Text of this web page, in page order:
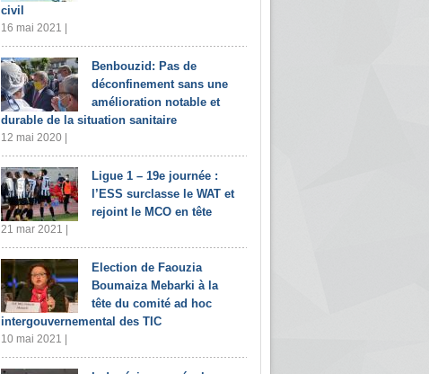
civil
16 mai 2021 |
Benbouzid: Pas de
déconfinement sans une
amélioration notable et
durable de la situation sanitaire
12 mai 2020 |
Ligue 1 – 19e journée :
l’ESS surclasse le WAT et
rejoint le MCO en tête
21 mar 2021 |
Election de Faouzia
Boumaiza Mebarki à la
tête du comité ad hoc
intergouvernemental des TIC
10 mai 2021 |